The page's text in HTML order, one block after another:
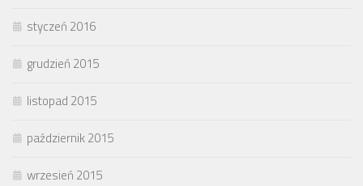
styczeń 2016
grudzień 2015
listopad 2015
październik 2015
wrzesień 2015